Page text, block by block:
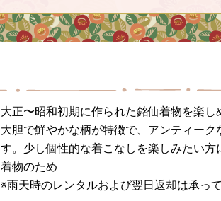
大正〜昭和初期に作られた銘仙着物を楽し
大胆で鮮やかな柄が特徴で、アンティー
す。少し個性的な着こなしを楽しみたい
着物のため
※雨天時のレンタルおよび翌日返却は承っ